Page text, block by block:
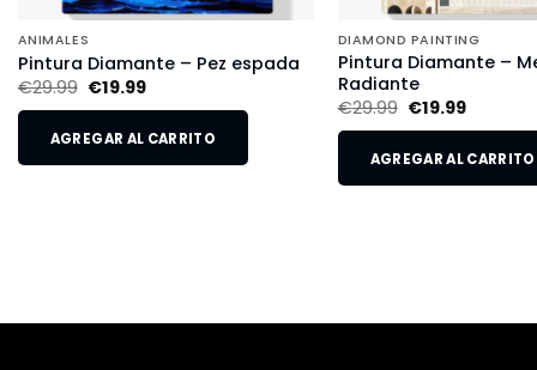
ANIMALES
Pintura Diamante – Pez espada
€29.99 €19.99
AGREGAR AL CARRITO
DIAMOND PAINTING
Pintura Diamante –
Radiante
€29.99 €19.99
AGREGAR AL CARRITO